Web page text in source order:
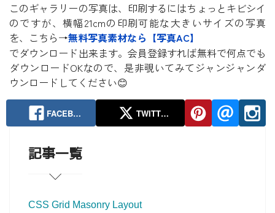
このギャラリーの写真は、印刷するにはちょっとキビシイ
のですが、横幅21cmの印刷可能な大きいサイズの写真
を、こちら→無料写真素材なら【写真AC】
でダウンロード出来ます。会員登録すれば無料で何点でも
ダウンロードOKなので、是非覗いてみてジャンジャンダ
ウンロードしてください😊
FACEB… TWITT…
記事一覧
CSS Grid Masonry Layout